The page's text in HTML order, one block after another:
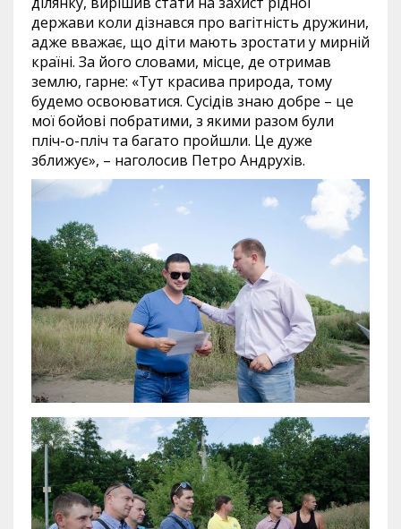
держави коли дізнався про вагітність дружини,
адже вважає, що діти мають зростати у мирній
країні. За його словами, місце, де отримав
землю, гарне: «Тут красива природа, тому
будемо освоюватися. Сусідів знаю добре – це
мої бойові побратими, з якими разом були
пліч-о-пліч та багато пройшли. Це дуже
зближує», – наголосив Петро Андрухів.